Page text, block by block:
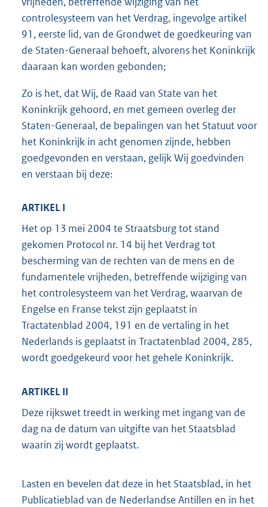
controlesysteem van het Verdrag, ingevolge artikel
91, eerste lid, van de Grondwet de goedkeuring van
de Staten-Generaal behoeft, alvorens het Koninkrijk
daaraan kan worden gebonden;
Zo is het, dat Wij, de Raad van State van het
Koninkrijk gehoord, en met gemeen overleg der
Staten-Generaal, de bepalingen van het Statuut voor
het Koninkrijk in acht genomen zijnde, hebben
goedgevonden en verstaan, gelijk Wij goedvinden
en verstaan bij deze:
ARTIKEL I
Het op 13 mei 2004 te Straatsburg tot stand
gekomen Protocol nr. 14 bij het Verdrag tot
bescherming van de rechten van de mens en de
fundamentele vrijheden, betreffende wijziging van
het controlesysteem van het Verdrag, waarvan de
Engelse en Franse tekst zijn geplaatst in
Tractatenblad 2004, 191 en de vertaling in het
Nederlands is geplaatst in Tractatenblad 2004, 285,
wordt goedgekeurd voor het gehele Koninkrijk.
ARTIKEL II
Deze rijkswet treedt in werking met ingang van de
dag na de datum van uitgifte van het Staatsblad
waarin zij wordt geplaatst.
Lasten en bevelen dat deze in het Staatsblad, in het
Publicatieblad van de Nederlandse Antillen en in het